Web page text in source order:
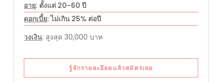
อายุ: ตั้งแต่ 20-60 ปี
ดอกเบี้ย: ไม่เกิน 25% ต่อปี
วงเงิน: สูงสุด 30,000 บาท
รู้จักรายละอียดแล้วสมัครเลย